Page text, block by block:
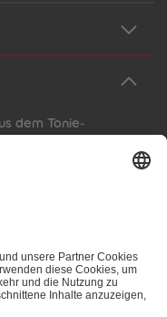
dem Tonie-
E-Mail-Newsletter, der
bereitgestellten
basiert. Du
abbestellen.